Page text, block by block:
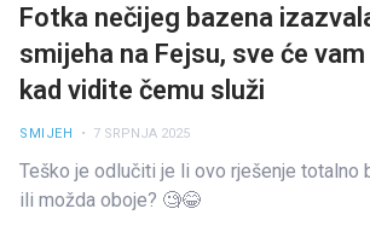
Fotka nečijeg bazena
smijeha na Fejsu, sve će
kad vidite čemu služi
SMIJEH • 7 SRPNJA 2025
Teško je odlučiti je li ovo rješenje totalno
ili možda oboje? 🧐😂